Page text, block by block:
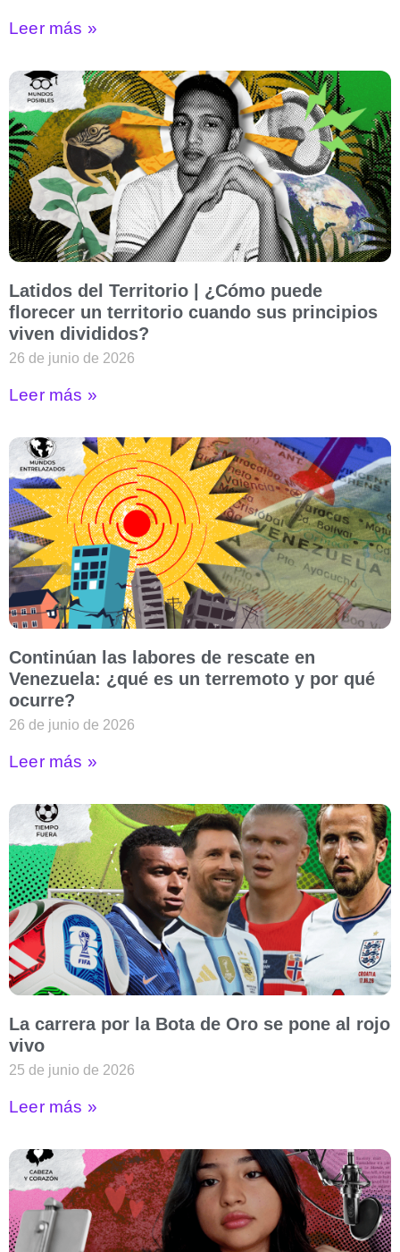
Leer más »
Latidos del Territorio | ¿Cómo puede
florecer un territorio cuando sus principios
viven divididos?
26 de junio de 2026
Leer más »
Continúan las labores de rescate en
Venezuela: ¿qué es un terremoto y por qué
ocurre?
26 de junio de 2026
Leer más »
La carrera por la Bota de Oro se pone al rojo
vivo
25 de junio de 2026
Leer más »